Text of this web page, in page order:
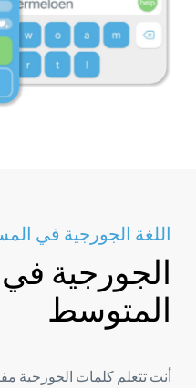
اللغة الجورجية في
الجورجية
المتوسط
أنت تتعلم كلمات الجورجية